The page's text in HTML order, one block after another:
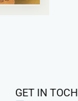
GET IN TOCH